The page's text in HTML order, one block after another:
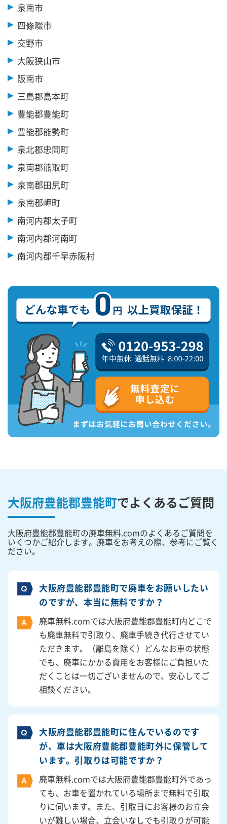
泉南市
四條畷市
交野市
大阪狭山市
阪南市
三島郡島本町
豊能郡豊能町
豊能郡能勢町
泉北郡忠岡町
泉南郡熊取町
泉南郡田尻町
泉南郡岬町
南河内郡太子町
南河内郡河南町
南河内郡千早赤阪村
大阪府豊能郡豊能町でよくあるご質問
大阪府豊能郡豊能町の廃車無料.comのよくあるご質問を
いくつかご紹介します。廃車をお考えの際、参考にご覧く
ださい。
大阪府豊能郡豊能町で廃車をお願いしたい
のですが、本当に無料ですか？
廃車無料.comでは大阪府豊能郡豊能町内どこで
も廃車無料で引取り、廃車手続き代行させてい
ただきます。（離島を除く）どんなお車の状態
でも、廃車にかかる費用をお客様にご負担いた
だくことは一切ございませんので、安心してご
相談ください。
大阪府豊能郡豊能町に住んでいるのです
が、車は大阪府豊能郡豊能町外に保管して
います。引取りは可能ですか？
廃車無料.comでは大阪府豊能郡豊能町外であっ
ても、お車を置かれている場所まで無料で引取
りに伺います。また、引取日にお客様のお立会
いが難しい場合、立会いなしでも引取りが可能